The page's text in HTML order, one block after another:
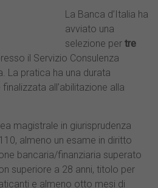
La Banca d’Italia ha
avviato una
selezione per tre
il Servizio Consulenza
La pratica ha una durata
all’abilitazione alla
magistrale in giurisprudenza
almeno un esame in diritto
bancaria/finanziaria superato
superiore a 28 anni, titolo per
e almeno otto mesi di